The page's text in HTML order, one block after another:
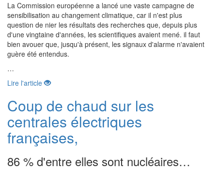
La Commission européenne a lancé une vaste campagne de
sensibilisation au changement climatique, car il n'est plus
question de nier les résultats des recherches que, depuis plus
d'une vingtaine d'années, les scientifiques avaient mené. il faut
bien avouer que, jusqu'à présent, les signaux d'alarme n'avaient
guère été entendus.
…
Lire l'article
Coup de chaud sur les
centrales électriques
françaises,
86 % d'entre elles sont nucléaires…